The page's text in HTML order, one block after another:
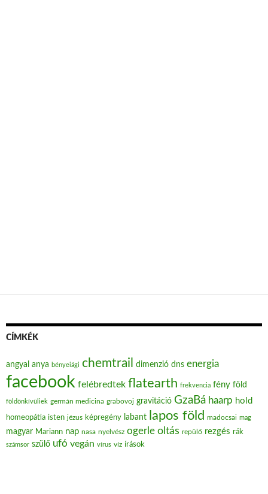
CÍMKÉK
angyal anya bényeiági chemtrail dimenzió dns energia
facebook felébredtek flatearth frekvencia fény föld
földönkívüliek germán medicina grabovoj gravitáció GzaBá haarp hold
homeopátia isten jézus képregény labant lapos föld madocsai mag
magyar Mariann nap nasa nyelvész ogerle oltás repülő rezgés rák
számsor szülő ufó vegán vírus víz írások